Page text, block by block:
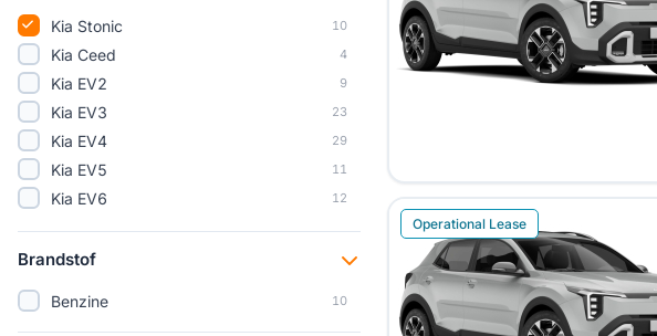
Operational Lease
Kia Stonic 10
Kia Ceed 4
Kia EV2 9
Kia EV3 23
Kia EV4 29
Kia EV5 11
Kia EV6 12
Kia EV9
Kia K4 16
Kia Picanto
Brandstof
Benzine 10